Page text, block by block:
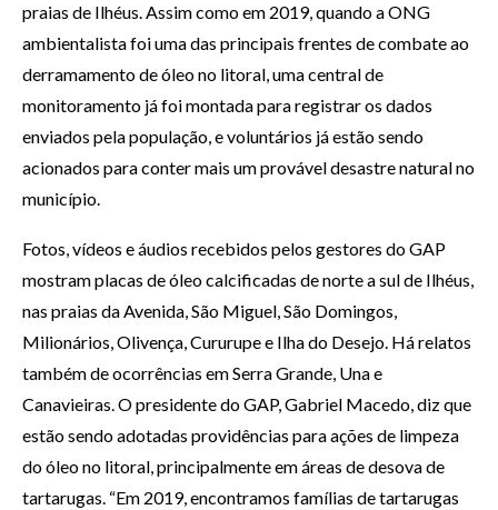
praias de Ilhéus. Assim como em 2019, quando a ONG
ambientalista foi uma das principais frentes de combate ao
derramamento de óleo no litoral, uma central de
monitoramento já foi montada para registrar os dados
enviados pela população, e voluntários já estão sendo
acionados para conter mais um provável desastre natural no
município.
Fotos, vídeos e áudios recebidos pelos gestores do GAP
mostram placas de óleo calcificadas de norte a sul de Ilhéus,
nas praias da Avenida, São Miguel, São Domingos,
Milionários, Olivença, Cururupe e Ilha do Desejo. Há relatos
também de ocorrências em Serra Grande, Una e
Canavieiras. O presidente do GAP, Gabriel Macedo, diz que
estão sendo adotadas providências para ações de limpeza
do óleo no litoral, principalmente em áreas de desova de
tartarugas. “Em 2019, encontramos famílias de tartarugas